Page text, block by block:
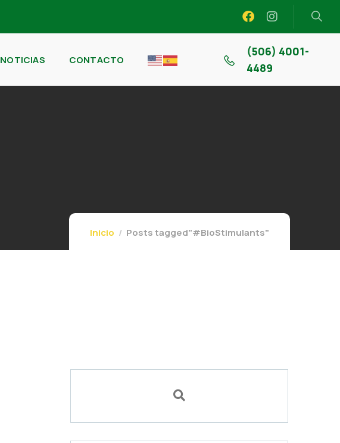
NOTICIAS CONTACTO
(506) 4001-
4489
Inicio Posts tagged"#BioStimulants"